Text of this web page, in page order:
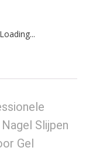
Slijpen
Gel